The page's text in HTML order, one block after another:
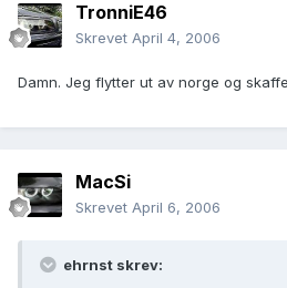
TronniE46
Skrevet April 4, 2006
Damn. Jeg flytter ut av norge og
MacSi
Skrevet April 6, 2006
ehrnst skrev: